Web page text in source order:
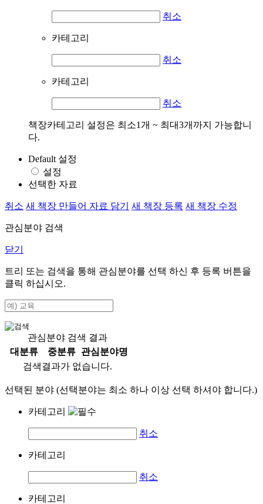
취소
카테고리
취소
카테고리
취소
책장카테고리 설정은 최소1개 ~ 최대3개까지 가능합니
다.
Default 설정
설정
선택한 자료
취소 새 책장 만들어 자료 담기 새 책장 등록 새 책장 수정
관심분야 검색
닫기
트리 또는 검색을 통해 관심분야를 선택 하신 후 등록 버튼을
클릭 하십시오.
관심분야 검색 결과
대분류
중분류
관심분야명
검색결과가 없습니다.
선택된 분야 (선택분야는 최소 하나 이상 선택 하셔야 합니다.)
카테고리
취소
카테고리
취소
카테고리